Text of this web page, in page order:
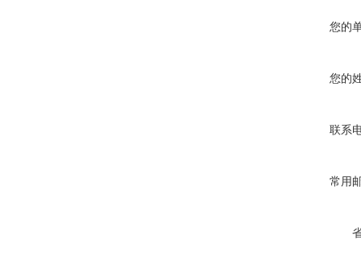
您的
您的
联系
常用